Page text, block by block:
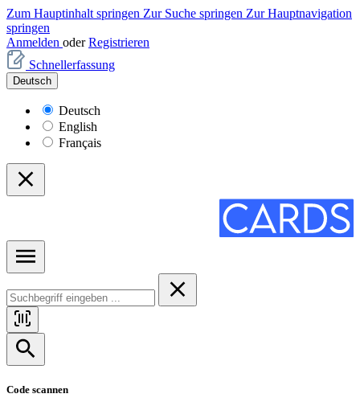
Zum Hauptinhalt springen Zur Suche springen Zur Hauptnavigation
springen
Anmelden oder Registrieren
Schnellerfassung
Deutsch
Deutsch
English
Français
Code scannen